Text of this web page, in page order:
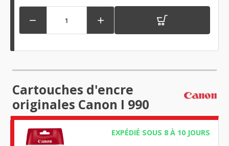
 
Cartouches d'encre
originales Canon I 990
EXPÉDIÉ SOUS 8 À 10 JOURS